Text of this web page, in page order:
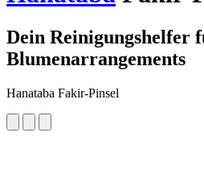
Dein Reinigungshelfer
Blumenarrangements
Hanataba Fakir-Pinsel